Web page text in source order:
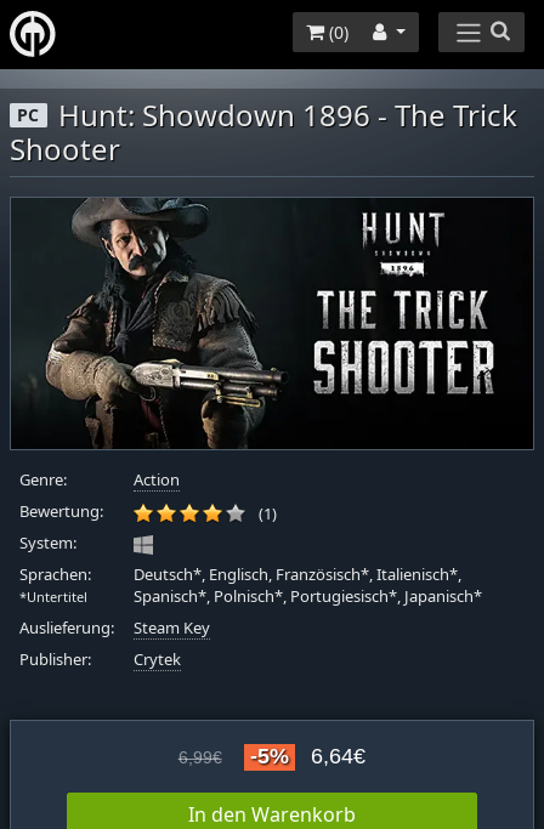
(0)
PC
Hunt: Showdown 1896 - The Trick
Shooter
Genre:
Action
Bewertung:
(1)
System:
Sprachen:
*Untertitel
Deutsch*, Englisch, Französisch*, Italienisch*,
Spanisch*, Polnisch*, Portugiesisch*, Japanisch*
Auslieferung:
Steam Key
Publisher:
Crytek
6,99€ -5% 6,64€
In den Warenkorb